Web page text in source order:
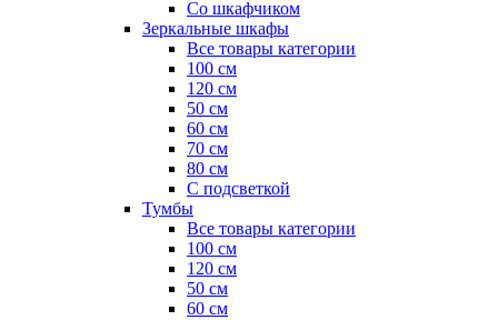
Со шкафчиком
Зеркальные шкафы
Все товары категории
100 см
120 см
50 см
60 см
70 см
80 см
С подсветкой
Тумбы
Все товары категории
100 см
120 см
50 см
60 см